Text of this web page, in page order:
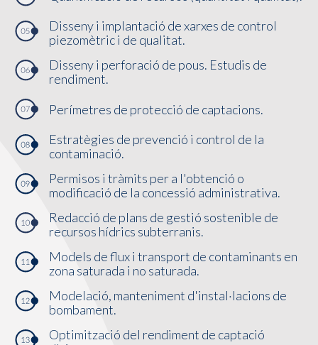
Disseny i implantació de xarxes de control
piezomètric i de qualitat.
Disseny i perforació de pous. Estudis de
rendiment.
Perímetres de protecció de captacions.
Estratègies de prevenció i control de la
contaminació.
Permisos i tràmits per a l'obtenció o
modificació de la concessió administrativa.
Redacció de plans de gestió sostenible de
recursos hídrics subterranis.
Models de flux i transport de contaminants en
zona saturada i no saturada.
Modelació, manteniment d'instal·lacions de
bombament.
Optimització del rendiment de captació